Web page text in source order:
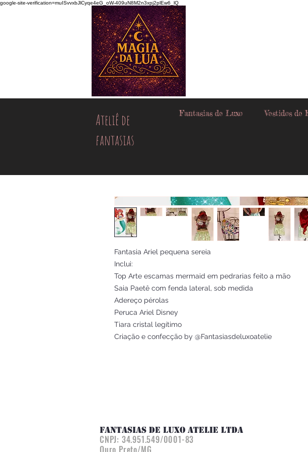
google-site-verification=muISvvxbJlCyqe4eG_oW-409uN8M2n3xpj2plEw6_lQ
Ateliê de
fantasias
Fantasias de Luxo Vestidos de
Fantasia Ariel pequena sereia
Inclui:
Top Arte escamas mermaid em pedrarias feito a mão
Saia Paetê com fenda lateral, sob medida
Adereço pérolas
Peruca Ariel Disney
Tiara cristal legítimo
Criação e confecção by @Fantasiasdeluxoatelie
FANTASIAS DE LUXO ATELIE LTDA
CNPJ: 34.951.549/0001-83